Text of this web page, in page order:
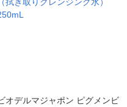
オデルマジャポン ピグメンビ